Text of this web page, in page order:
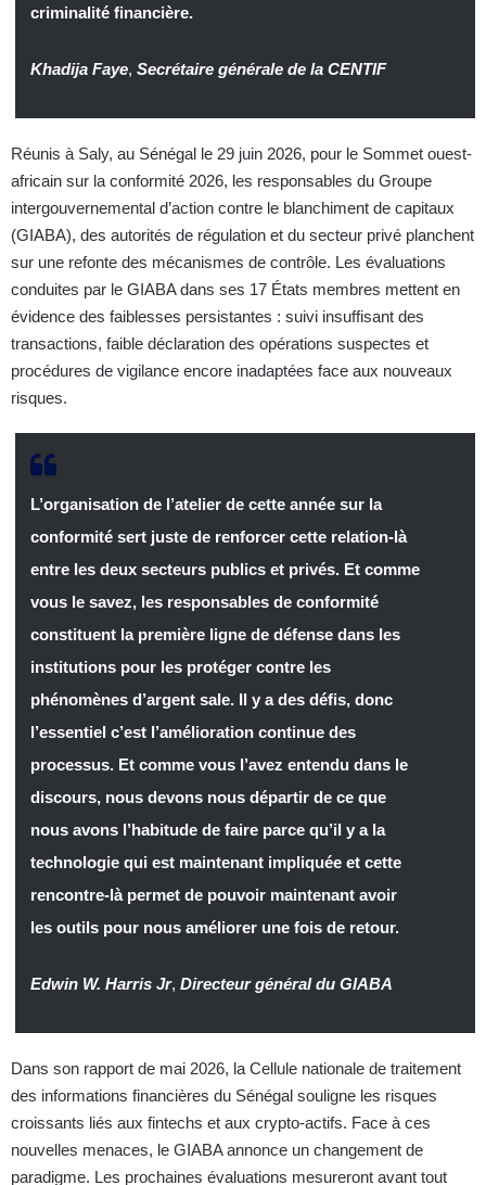
criminalité financière.
Khadija Faye, Secrétaire générale de la CENTIF
Réunis à Saly, au Sénégal le 29 juin 2026, pour le Sommet ouest-
africain sur la conformité 2026, les responsables du Groupe
intergouvernemental d’action contre le blanchiment de capitaux
(GIABA), des autorités de régulation et du secteur privé planchent
sur une refonte des mécanismes de contrôle. Les évaluations
conduites par le GIABA dans ses 17 États membres mettent en
évidence des faiblesses persistantes : suivi insuffisant des
transactions, faible déclaration des opérations suspectes et
procédures de vigilance encore inadaptées face aux nouveaux
risques.
L’organisation de l’atelier de cette année sur la
conformité sert juste de renforcer cette relation-là
entre les deux secteurs publics et privés. Et comme
vous le savez, les responsables de conformité
constituent la première ligne de défense dans les
institutions pour les protéger contre les
phénomènes d’argent sale. Il y a des défis, donc
l’essentiel c’est l’amélioration continue des
processus. Et comme vous l’avez entendu dans le
discours, nous devons nous départir de ce que
nous avons l’habitude de faire parce qu’il y a la
technologie qui est maintenant impliquée et cette
rencontre-là permet de pouvoir maintenant avoir
les outils pour nous améliorer une fois de retour.
Edwin W. Harris Jr, Directeur général du GIABA
Dans son rapport de mai 2026, la Cellule nationale de traitement
des informations financières du Sénégal souligne les risques
croissants liés aux fintechs et aux crypto-actifs. Face à ces
nouvelles menaces, le GIABA annonce un changement de
paradigme. Les prochaines évaluations mesureront avant tout